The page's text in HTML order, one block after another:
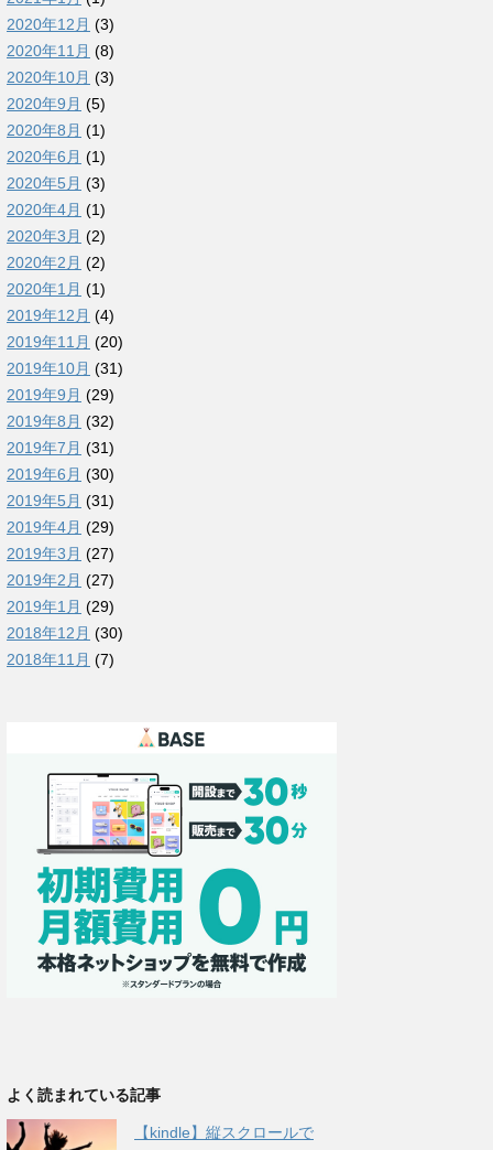
2020年12月 (3)
2020年11月 (8)
2020年10月 (3)
2020年9月 (5)
2020年8月 (1)
2020年6月 (1)
2020年5月 (3)
2020年4月 (1)
2020年3月 (2)
2020年2月 (2)
2020年1月 (1)
2019年12月 (4)
2019年11月 (20)
2019年10月 (31)
2019年9月 (29)
2019年8月 (32)
2019年7月 (31)
2019年6月 (30)
2019年5月 (31)
2019年4月 (29)
2019年3月 (27)
2019年2月 (27)
2019年1月 (29)
2018年12月 (30)
2018年11月 (7)
よく読まれている記事
【kindle】縦スクロールで